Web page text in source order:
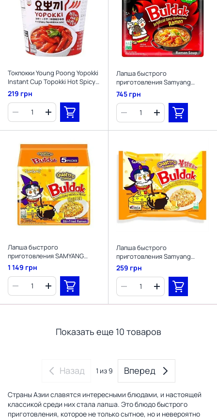
Токпокки Young Poong Yopokki
Instant Cup Topokki Hot Spicy
Flavour 120г
219 грн
Лапша быстрого
приготовления Samyang
Buldak Artificial Spicy Chicken
Flavor Ramen 5х145г
745 грн
Лапша быстрого
приготовления SAMYANG
Buldak Quattro Cheese Ramen
Hot Chicken Flavor Ramen 5 шт
1 149 грн
Лапша быстрого
приготовления Samyang​​​​​​​
Buldak Four Cheese Hot
Chicken Ramen Noodles 130 г
259 грн
Показать еще 10 товаров
Назад 1 из 9 Вперед
Страны Азии славятся интересными блюдами, и настоящей
классикой среди них стала лапша. Это блюдо быстрого
приготовления, которое не только сытное, но и невероятно